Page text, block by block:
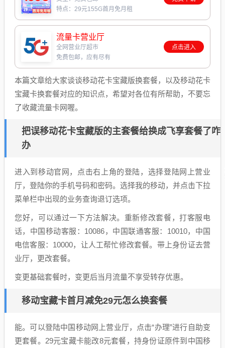
特点：29元155G首月免月租
流量卡营业厅
全网营业厅超市
免费包邮，应有尽有
点击进入
本篇文章给大家谈谈移动花卡宝藏版换套餐，以及移动花卡
宝藏卡换套餐对应的知识点，希望对各位有所帮助，不要忘
了收藏流量卡网喔。
把误移动花卡宝藏版的主套餐给换成飞享套餐了咋
办
进入到移动官网，点击右上角的登陆，选择登陆网上营业
厅，登陆你的手机号码和密码。选择我的移动，并点击下拉
菜单栏中出现的业务查询退订选项。
您好，可以通过一下方法解决。重新修改套餐，打客服电
话，中国移动客服：10086，中国联通客服：10010，中国
电信客服：10000，让人工帮忙修改套餐。带上身份证去营
业厅，更改套餐。
变更基础套餐时，变更后当月流量不享受转存优惠。
移动宝藏卡首月减免29元怎么换套餐
能。可以登陆中国移动网上营业厅，点击“办理”进行自助变
更套餐。29元宝藏卡能改8元套餐，持身份证原件到中国移